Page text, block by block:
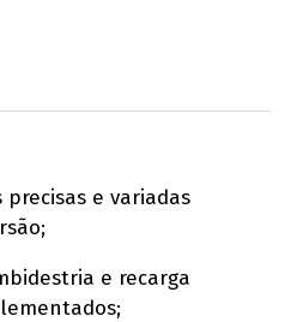
e variadas
e recarga